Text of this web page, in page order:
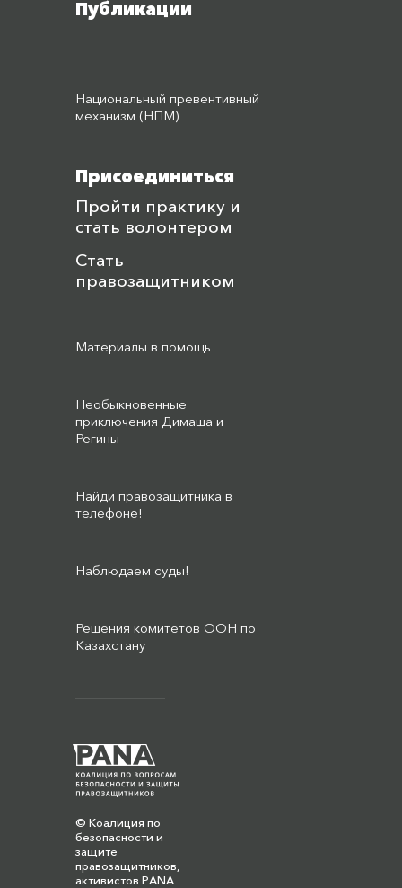
© Коалиция по
безопасности и
защите
правозащитников,
активистов PANA
Публикации
Национальный превентивный
механизм (НПМ)
Присоединиться
Пройти практику и
стать волонтером
Стать
правозащитником
Материалы в помощь
Необыкновенные
приключения Димаша и
Регины
Найди правозащитника в
телефоне!
Наблюдаем суды!
Решения комитетов ООН по
Казахстану